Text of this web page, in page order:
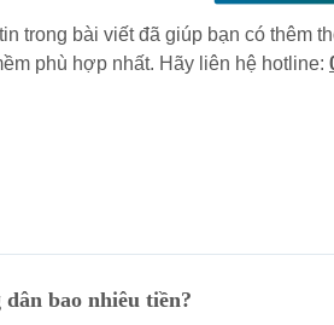
trong bài viết đã giúp bạn có thêm
phù hợp nhất. Hãy liên hệ hotline:
dân bao nhiêu tiền?